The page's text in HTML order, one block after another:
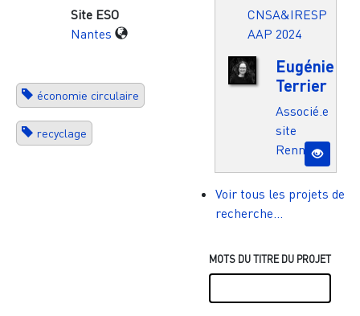
Site ESO
Nantes
économie circulaire
recyclage
CNSA&IRESP
AAP 2024
Eugénie
Terrier
Associé.e
site
Rennes
Voir tous les projets de
recherche...
MOTS DU TITRE DU PROJET